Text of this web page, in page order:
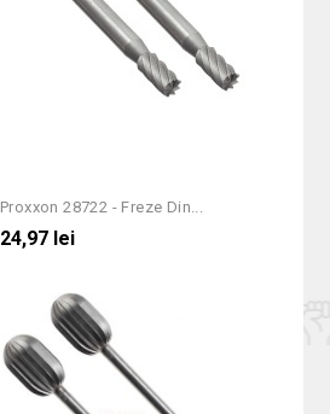
Proxxon 28722 - Freze Din...
24,97 lei